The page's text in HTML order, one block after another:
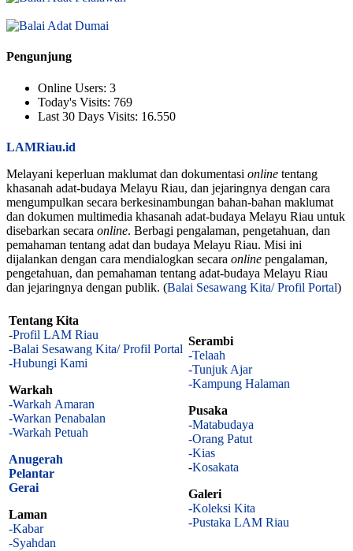
Pengunjung
Online Users: 3
Today's Visits: 769
Last 30 Days Visits: 16.550
LAMRiau.id
Melayani keperluan maklumat dan dokumentasi online tentang
khasanah adat-budaya Melayu Riau, dan jejaringnya dengan cara
mengumpulkan secara berkesinambungan bahan-bahan maklumat
dan dokumen multimedia khasanah adat-budaya Melayu Riau untuk
disebarkan secara online. Berbagi pengalaman, pengetahuan, dan
pemahaman tentang adat dan budaya Melayu Riau. Misi ini
dijalankan dengan cara mendialogkan secara online pengalaman,
pengetahuan, dan pemahaman tentang adat-budaya Melayu Riau
dan jejaringnya dengan publik. (Balai Sesawang Kita/ Profil Portal)
Tentang Kita
-Profil LAM Riau
-Balai Sesawang Kita/ Profil Portal
-Hubungi Kami
Warkah
-Warkah Amaran
-Warkan Penabalan
-Warkah Petuah
Anugerah
Pelantar
Gerai
Laman
-Kabar
-Syahdan
Serambi
-Telaah
-Tunjuk Ajar
-Kampung Halaman
Pusaka
-Matabudaya
-Orang Patut
-Kias
-Kosakata
Galeri
-Koleksi Kita
-Pustaka LAM Riau